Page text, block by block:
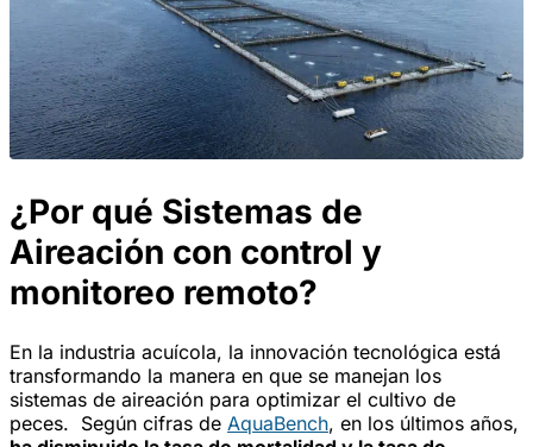
¿Por qué Sistemas de
Aireación con control y
monitoreo remoto?
En la industria acuícola, la innovación tecnológica está
transformando la manera en que se manejan los
sistemas de aireación para optimizar el cultivo de
peces. Según cifras de AquaBench, en los últimos años,